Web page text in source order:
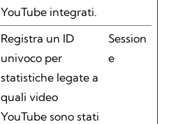
YouTube integrati.
Registra un ID
univoco per
statistiche legate a
quali video
YouTube sono stati
Session
e